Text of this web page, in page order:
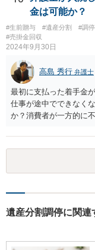
金は可能か？
#生前贈与 #遺産分割 #調停
#売掛金回収
2024年9月30日
高島 秀行 弁護士
最初に支払った着手金
仕事が途中でできなく
か？消費者が一方的
務があると思います
れた方がよいと思い
すが、 判断能力があ
選任したのか 即ち、
遺産分割調停に関連